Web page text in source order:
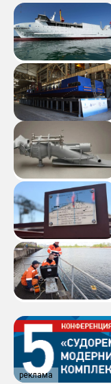
реклама